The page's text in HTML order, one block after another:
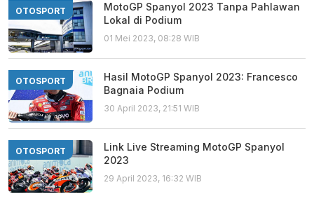
OTOSPORT
MotoGP Spanyol 2023 Tanpa Pahlawan
Lokal di Podium
01 Mei 2023, 08:28 WIB
OTOSPORT
Hasil MotoGP Spanyol 2023: Francesco
Bagnaia Podium
30 April 2023, 21:51 WIB
OTOSPORT
Link Live Streaming MotoGP Spanyol
2023
29 April 2023, 16:32 WIB